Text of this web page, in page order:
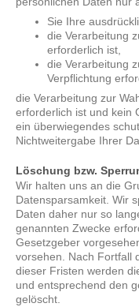
Sie Ihre
die Verarbeitung
erforderlich ist,
die Verarbeitung
Verpflichtung
die Verarbeitung zur
erforderlich ist und kein
ein überwiegendes
Nichtweitergabe Ihrer
Löschung bzw.
Wir halten uns an die
Datensparsamkeit. Wir
Daten daher nur so
genannten Zwecke
Gesetzgeber
vorsehen. Nach Fortfall
dieser Fristen werden
und entsprechend den
gelöscht.